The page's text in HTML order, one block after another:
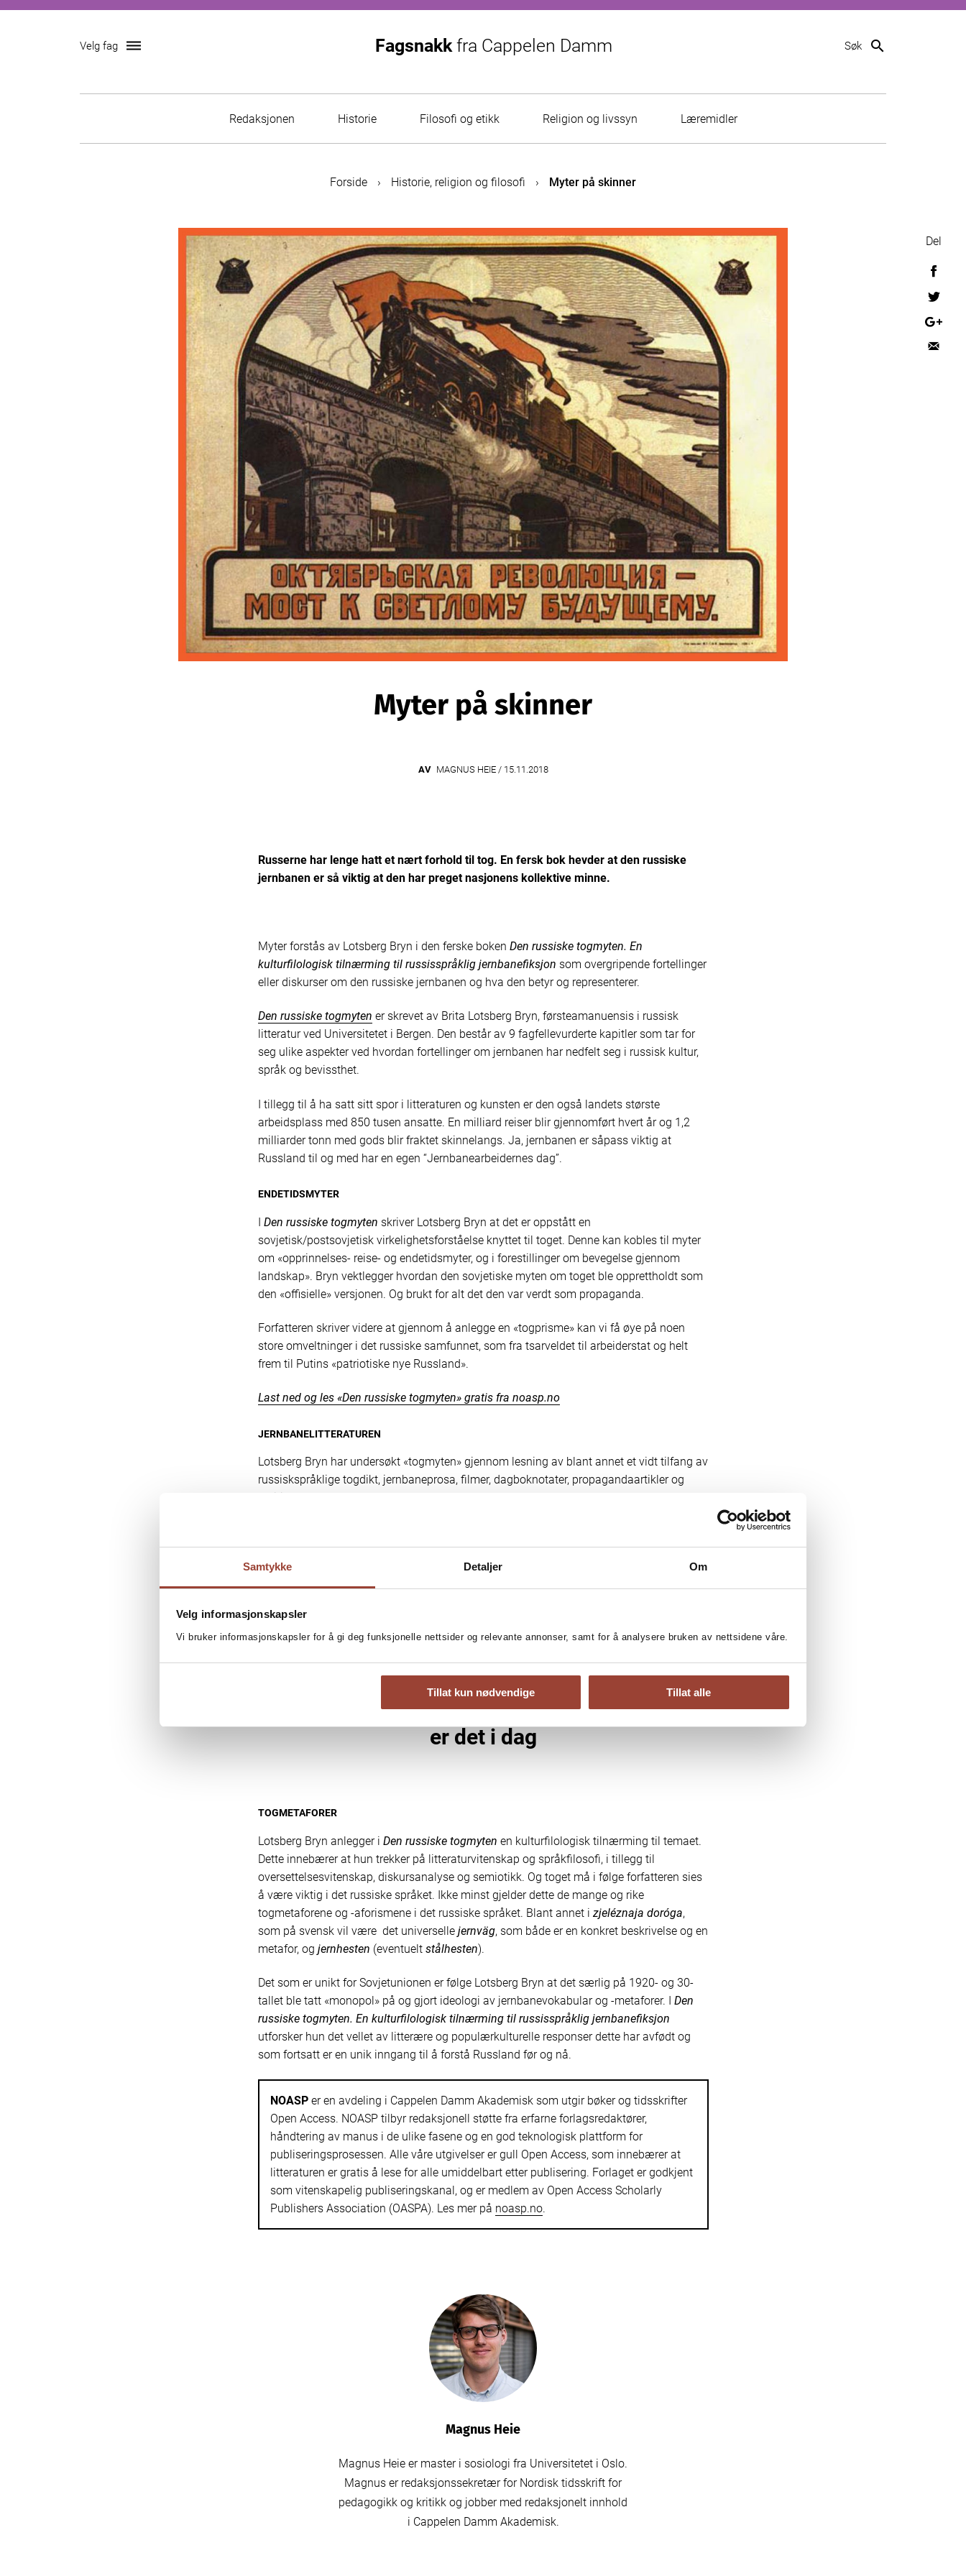
Samtykke Detaljer Om
Velg informasjonskapsler
Vi bruker informasjonskapsler for å gi deg funksjonelle nettsider og relevante annonser, samt for å analysere bruken av nettsidene våre.
Tillat kun nødvendige Tillat alle
Velg fag dehaze Fagsnakkfra Cappelen Damm Søk search
Redaksjonen Historie Filosofi og etikk Religion og livssyn Læremidler
Forside › Historie, religion og filosofi › Myter på skinner
Del
Myter på skinner
AVMAGNUS HEIE / 15.11.2018
Russerne har lenge hatt et nært forhold til tog. En fersk bok hevder at den russiske
jernbanen er så viktig at den har preget nasjonens kollektive minne.
Myter forstås av Lotsberg Bryn i den ferske boken Den russiske togmyten. En
kulturfilologisk tilnærming til russisspråklig jernbanefiksjon som overgripende fortellinger
eller diskurser om den russiske jernbanen og hva den betyr og representerer.
Den russiske togmyten er skrevet av Brita Lotsberg Bryn, førsteamanuensis i russisk
litteratur ved Universitetet i Bergen. Den består av 9 fagfellevurderte kapitler som tar for
seg ulike aspekter ved hvordan fortellinger om jernbanen har nedfelt seg i russisk kultur,
språk og bevissthet.
I tillegg til å ha satt sitt spor i litteraturen og kunsten er den også landets største
arbeidsplass med 850 tusen ansatte. En milliard reiser blir gjennomført hvert år og 1,2
milliarder tonn med gods blir fraktet skinnelangs. Ja, jernbanen er såpass viktig at
Russland til og med har en egen “Jernbanearbeidernes dag”.
ENDETIDSMYTER
I Den russiske togmyten skriver Lotsberg Bryn at det er oppstått en
sovjetisk/postsovjetisk virkelighetsforståelse knyttet til toget. Denne kan kobles til myter
om «opprinnelses- reise- og endetidsmyter, og i forestillinger om bevegelse gjennom
landskap». Bryn vektlegger hvordan den sovjetiske myten om toget ble opprettholdt som
den «offisielle» versjonen. Og brukt for alt det den var verdt som propaganda.
Forfatteren skriver videre at gjennom å anlegge en «togprisme» kan vi få øye på noen
store omveltninger i det russiske samfunnet, som fra tsarveldet til arbeiderstat og helt
frem til Putins «patriotiske nye Russland».
Last ned og les «Den russiske togmyten» gratis fra noasp.no
JERNBANELITTERATUREN
Lotsberg Bryn har undersøkt «togmyten» gjennom lesning av blant annet et vidt tilfang av
russiskspråklige togdikt, jernbaneprosa, filmer, dagboknotater, propagandaartikler og
politiske taler.
Pelevin, det som utgjør den russiske jernbanelitteraturen. Et viktig poeng iDen russiske
togmyten
er at jernbanelitteraturen har vært viktig fra da den var ny på 1800-tallet og
fortsatt er det i dag.
Et viktig poeng i «Den russiske togmyten»
er at jernbanelitteraturen har vært viktig
fra da den var ny på 1800-tallet og fortsatt
er det i dag
TOGMETAFORER
Lotsberg Bryn anlegger i Den russiske togmyten en kulturfilologisk tilnærming til temaet.
Dette innebærer at hun trekker på litteraturvitenskap og språkfilosofi, i tillegg til
oversettelsesvitenskap, diskursanalyse og semiotikk. Og toget må i følge forfatteren sies
å være viktig i det russiske språket. Ikke minst gjelder dette de mange og rike
togmetaforene og -aforismene i det russiske språket. Blant annet i zjeléznaja doróga,
som på svensk vil være det universelle jernväg, som både er en konkret beskrivelse og en
metafor, og jernhesten (eventuelt stålhesten).
Det som er unikt for Sovjetunionen er følge Lotsberg Bryn at det særlig på 1920- og 30-
tallet ble tatt «monopol» på og gjort ideologi av jernbanevokabular og -metaforer. I Den
russiske togmyten. En kulturfilologisk tilnærming til russisspråklig jernbanefiksjon
utforsker hun det vellet av litterære og populærkulturelle responser dette har avfødt og
som fortsatt er en unik inngang til å forstå Russland før og nå.
NOASPer en avdeling i Cappelen Damm Akademisk som utgir bøker og tidsskrifter
Open Access. NOASP tilbyr redaksjonell støtte fra erfarne forlagsredaktører,
håndtering av manus i de ulike fasene og en god teknologisk plattform for
publiseringsprosessen. Alle våre utgivelser er gull Open Access, som innebærer at
litteraturen er gratis å lese for alle umiddelbart etter publisering. Forlaget er godkjent
som vitenskapelig publiseringskanal, og er medlem av Open Access Scholarly
Publishers Association (OASPA). Les mer på noasp.no.
Magnus Heie
Magnus Heie er master i sosiologi fra Universitetet i Oslo.
Magnus er redaksjonssekretær for Nordisk tidsskrift for
pedagogikk og kritikk og jobber med redaksjonelt innhold
i Cappelen Damm Akademisk.